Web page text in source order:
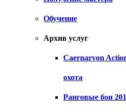
Обучение
Архив услуг
Caernarvon
охота
Ранговые бои